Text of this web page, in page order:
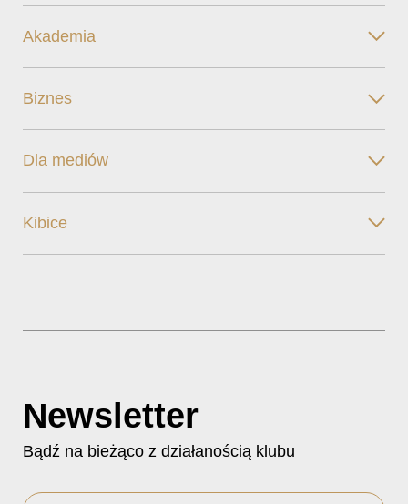
Akademia
Biznes
Dla mediów
Kibice
Newsletter
Bądź na bieżąco z działanością klubu